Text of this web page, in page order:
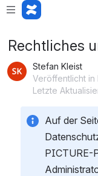
Rechtliches
Stefan Kleist
Veröffentlicht in
Letzte
Auf der
PICTURE-